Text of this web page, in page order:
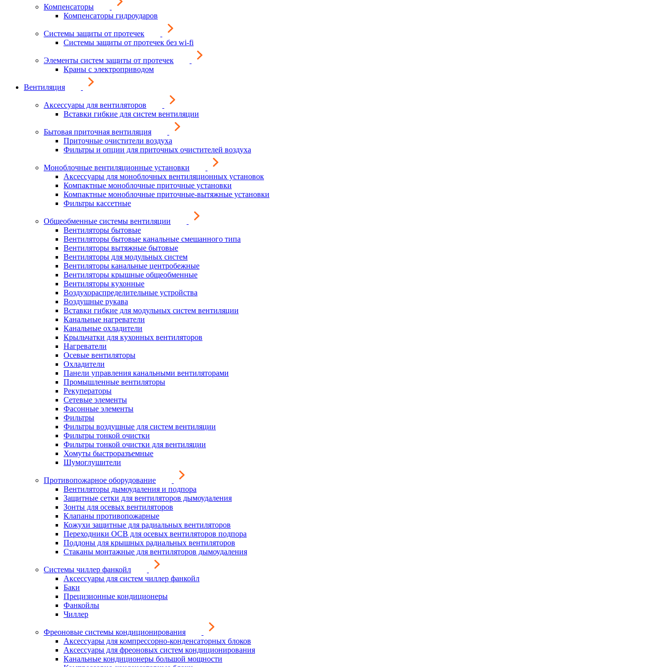
Компенсаторы
Компенсаторы гидроударов
Системы защиты от протечек
Системы защиты от протечек без wi-fi
Элементы систем защиты от протечек
Краны с электроприводом
Вентиляция
Аксессуары для вентиляторов
Вставки гибкие для систем вентиляции
Бытовая приточная вентиляция
Приточные очистители воздуха
Фильтры и опции для приточных очистителей воздуха
Моноблочные вентиляционные установки
Аксессуары для моноблочных вентиляционных установок
Компактные моноблочные приточные установки
Компактные моноблочные приточные-вытяжные установки
Фильтры кассетные
Общеобменные системы вентиляции
Вентиляторы бытовые
Вентиляторы бытовые канальные смешанного типа
Вентиляторы вытяжные бытовые
Вентиляторы для модульных систем
Вентиляторы канальные центробежные
Вентиляторы крышные общеобменные
Вентиляторы кухонные
Воздухораспределительные устройства
Воздушные рукава
Вставки гибкие для модульных систем вентиляции
Канальные нагреватели
Канальные охладители
Крыльчатки для кухонных вентиляторов
Нагреватели
Осевые вентиляторы
Охладители
Панели управления канальными вентиляторами
Промышленные вентиляторы
Рекуператоры
Сетевые элементы
Фасонные элементы
Фильтры
Фильтры воздушные для систем вентиляции
Фильтры тонкой очистки
Фильтры тонкой очистки для вентиляции
Хомуты быстроразъемные
Шумоглушители
Противопожарное оборудование
Вентиляторы дымоудаления и подпора
Защитные сетки для вентиляторов дымоудаления
Зонты для осевых вентиляторов
Клапаны противопожарные
Кожухи защитные для радиальных вентиляторов
Переходники ОСВ для осевых вентиляторов подпора
Поддоны для крышных радиальных вентиляторов
Стаканы монтажные для вентиляторов дымоудаления
Системы чиллер фанкойл
Аксессуары для систем чиллер фанкойл
Баки
Прецизионные кондиционеры
Фанкойлы
Чиллер
Фреоновые системы кондиционирования
Аксессуары для компрессорно-конденсаторных блоков
Аксессуары для фреоновых систем кондиционирования
Канальные кондиционеры большой мощности